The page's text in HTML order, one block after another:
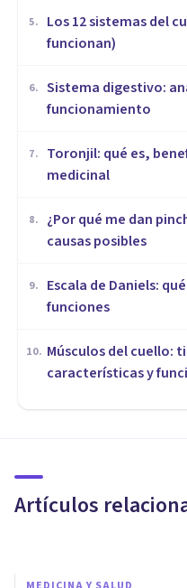
5.
Los 12 sistemas del
funcionan)
6. Sistema digestivo:
funcionamiento
7.
Toronjil: qué es,
medicinal
8.
¿Por qué me dan
causas posibles
9.
Escala de Daniels:
funciones
10. Músculos del cuello:
características y
Artículos
Los 15